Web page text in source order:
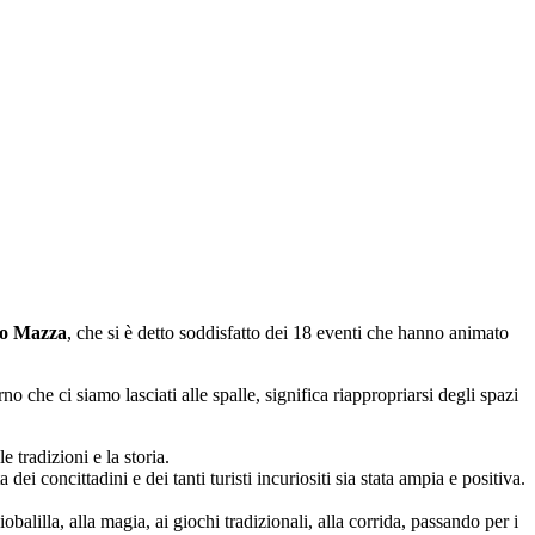
Mazza, che si è detto soddisfatto dei 18 eventi che hanno animato
che ci siamo lasciati alle spalle, significa riappropriarsi degli spazi
tradizioni e la storia.
dei concittadini e dei tanti turisti incuriositi sia stata ampia e positiva.
alla magia, ai giochi tradizionali, alla corrida, passando per i